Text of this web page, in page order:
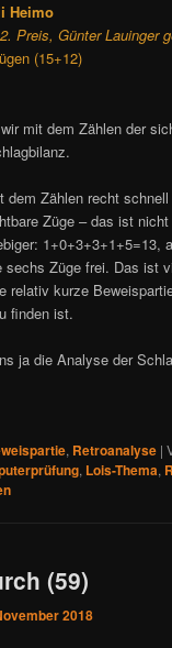
Heimo
Preis, Günter Lauinger
(15+12)
mit dem Zählen der
dem Zählen recht
Züge – das ist
1+0+3+3+1+5=13,
sechs Züge frei. Das ist
relativ kurze
finden ist.
ja die Analyse der
, Retroanalyse |
, Lois-Thema,
(59)
2018